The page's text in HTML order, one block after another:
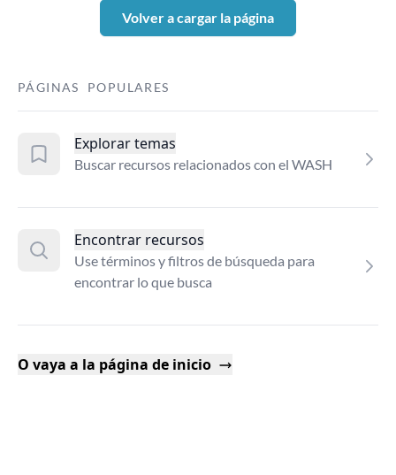
Volver a cargar la página
PÁGINAS POPULARES
Explorar temas
Buscar recursos relacionados con el WASH
Encontrar recursos
Use términos y filtros de búsqueda para
encontrar lo que busca
O vaya a la página de inicio